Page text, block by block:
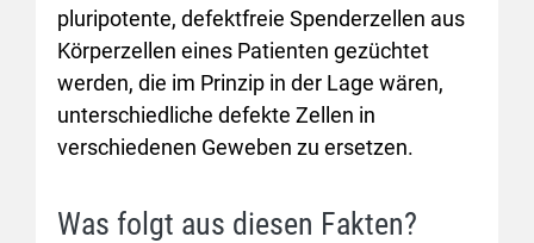
pluripotente, defektfreie Spenderzellen aus
Körperzellen eines Patienten gezüchtet
werden, die im Prinzip in der Lage wären,
unterschiedliche defekte Zellen in
verschiedenen Geweben zu ersetzen.
Was folgt aus diesen Fakten?